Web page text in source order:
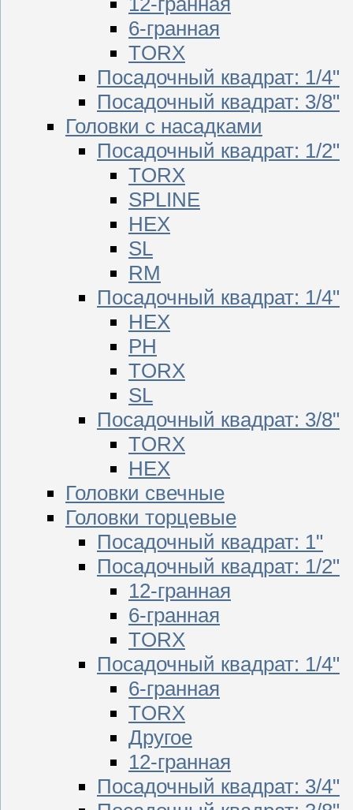
6-гранная
TORX
Посадочный квадрат: 1/4"
Посадочный квадрат: 3/8"
Головки с насадками
Посадочный квадрат: 1/2"
TORX
SPLINE
HEX
SL
RM
Посадочный квадрат: 1/4"
HEX
PH
TORX
SL
Посадочный квадрат: 3/8"
TORX
HEX
Головки свечные
Головки торцевые
Посадочный квадрат: 1"
Посадочный квадрат: 1/2"
12-гранная
6-гранная
TORX
Посадочный квадрат: 1/4"
6-гранная
TORX
Другое
12-гранная
Посадочный квадрат: 3/4"